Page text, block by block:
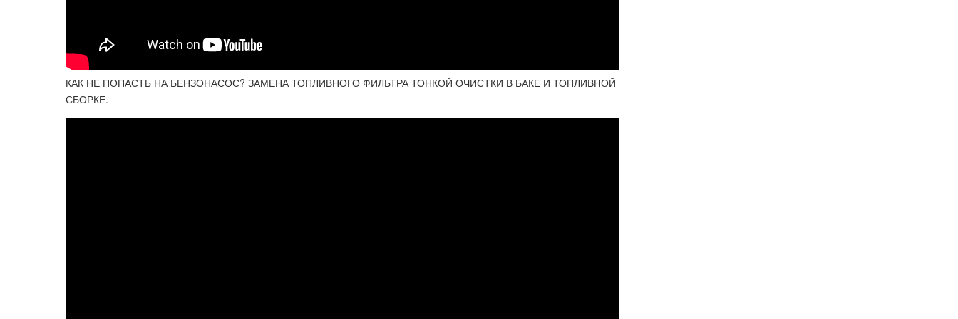
КАК НЕ ПОПАСТЬ НА БЕНЗОНАСОС? ЗАМЕНА ТОПЛИВНОГО ФИЛЬТРА ТОНКОЙ ОЧИСТКИ В БАКЕ И ТОПЛИВНОЙ
СБОРКЕ.